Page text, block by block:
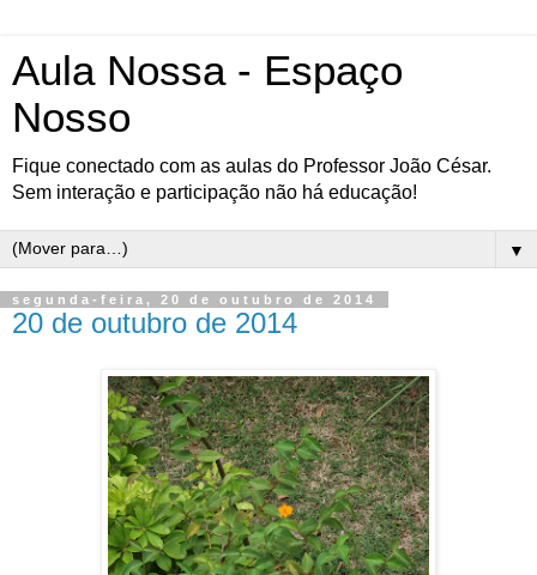
Aula Nossa - Espaço
Nosso
Fique conectado com as aulas do Professor João César.
Sem interação e participação não há educação!
▼
segunda-feira, 20 de outubro de 2014
20 de outubro de 2014